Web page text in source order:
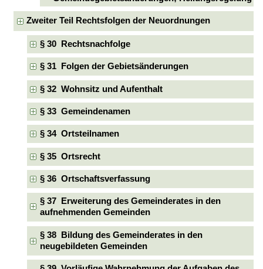
Zweiter Teil Rechtsfolgen der Neuordnungen
§ 30 Rechtsnachfolge
§ 31 Folgen der Gebietsänderungen
§ 32 Wohnsitz und Aufenthalt
§ 33 Gemeindenamen
§ 34 Ortsteilnamen
§ 35 Ortsrecht
§ 36 Ortschaftsverfassung
§ 37 Erweiterung des Gemeinderates in den
aufnehmenden Gemeinden
§ 38 Bildung des Gemeinderates in den
neugebildeten Gemeinden